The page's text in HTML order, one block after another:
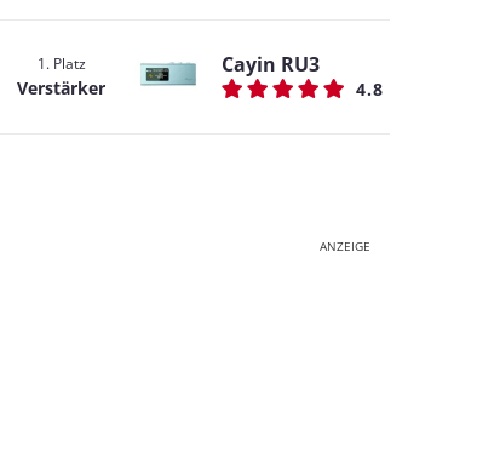
1. Platz
Verstärker
Cayin RU3
4.8
ANZEIGE